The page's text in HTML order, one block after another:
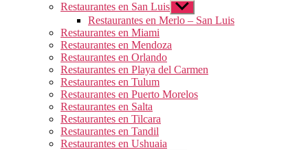
Restaurantes en San Luis Mostrar
el
submenú
Restaurantes en Merlo – San Luis
Restaurantes en Miami
Restaurantes en Mendoza
Restaurantes en Orlando
Restaurantes en Playa del Carmen
Restaurantes en Tulum
Restaurantes en Puerto Morelos
Restaurantes en Salta
Restaurantes en Tilcara
Restaurantes en Tandil
Restaurantes en Ushuaia